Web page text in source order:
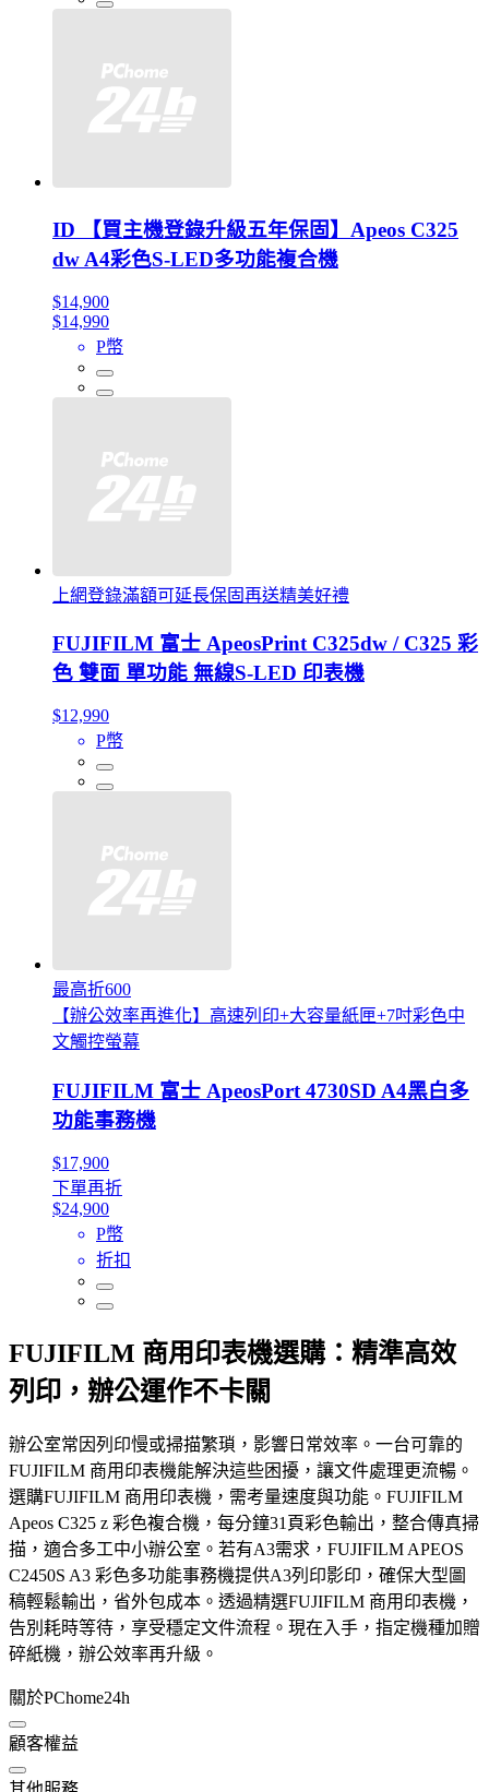
ID 【買主機登錄升級五年保固】Apeos C325
dw A4彩色S-LED多功能複合機
$14,900
$14,990
P幣
上網登錄滿額可延長保固再送精美好禮
FUJIFILM 富士 ApeosPrint C325dw / C325 彩
色 雙面 單功能 無線S-LED 印表機
$12,990
P幣
最高折600
【辦公效率再進化】高速列印+大容量紙匣+7吋彩色中
文觸控螢幕
FUJIFILM 富士 ApeosPort 4730SD A4黑白多
功能事務機
$17,900
下單再折
$24,900
P幣
折扣
FUJIFILM 商用印表機選購：精準高效
列印，辦公運作不卡關
辦公室常因列印慢或掃描繁瑣，影響日常效率。一台可靠的
FUJIFILM 商用印表機能解決這些困擾，讓文件處理更流暢。
選購FUJIFILM 商用印表機，需考量速度與功能。FUJIFILM
Apeos C325 z 彩色複合機，每分鐘31頁彩色輸出，整合傳真掃
描，適合多工中小辦公室。若有A3需求，FUJIFILM APEOS
C2450S A3 彩色多功能事務機提供A3列印影印，確保大型圖
稿輕鬆輸出，省外包成本。透過精選FUJIFILM 商用印表機，
告別耗時等待，享受穩定文件流程。現在入手，指定機種加贈
碎紙機，辦公效率再升級。
關於PChome24h
顧客權益